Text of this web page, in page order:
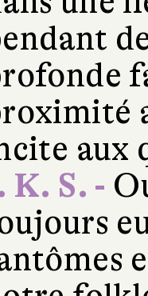
aux
K. S. -